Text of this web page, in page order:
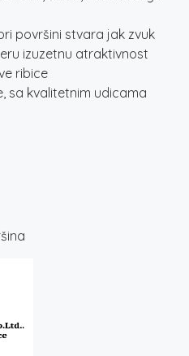
površini stvara jak zvuk
izuzetnu atraktivnost
ribice
sa kvalitetnim udicama